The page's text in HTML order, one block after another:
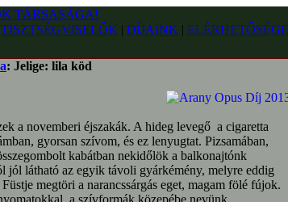
TISZTSÉGVISELŐK | DÍJAINK |
: Jelige: lila köd
a novemberi éjszakák. A hideg levegő a cigaretta
gyorsan szívom, és ez lenyugtat. Pizsamában,
kabátban nekidőlök a balkonajtónk
jól látható az egyik távoli gyárkémény, melyre eddig
megtöri a narancssárgás eget, magam fölé fújok.
a szívformák közepébe nevünk